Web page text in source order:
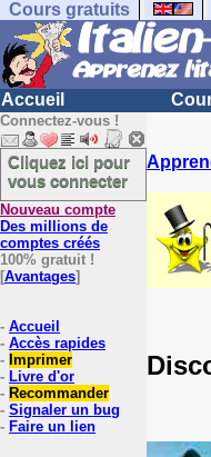
Cours gratuits
Accueil
Connectez-vous !
Cliquez ici pour
vous connecter
Nouveau compte
Des millions de
comptes créés
100% gratuit !
[Avantages]
- Accueil
- Accès rapides
- Imprimer
- Livre d'or
- Recommander
- Signaler un bug
- Faire un lien